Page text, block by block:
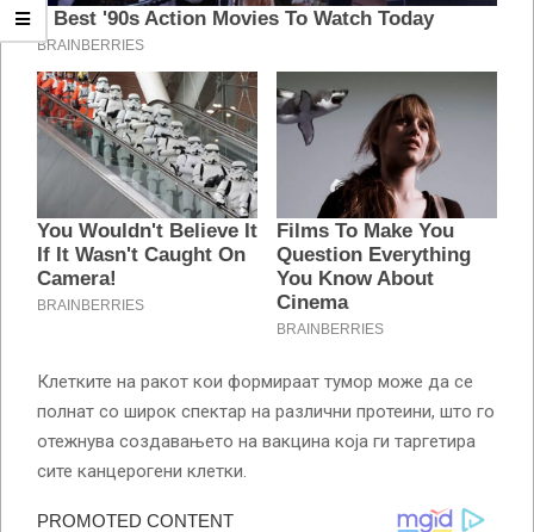
Клетките на ракот кои формираат тумор може да се
полнат со широк спектар на различни протеини, што го
отежнува создавањето на вакцина која ги таргетира
сите канцерогени клетки.